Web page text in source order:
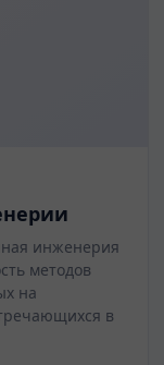
инженерия
методов
на
в